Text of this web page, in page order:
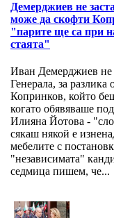
Демерджиев не
може да скофти
"парите ще са при
стаята"
Иван Демерджиев не
Генерала, за разлика
Копринков, който
когато обявяваше
Илияна Йотова -
сякаш някой е
мебелите с
"независимата"
седмица пишем, че...